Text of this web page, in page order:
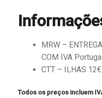
MRW –
COM IVA
CTT – ILHAS
Todos os preços incluem